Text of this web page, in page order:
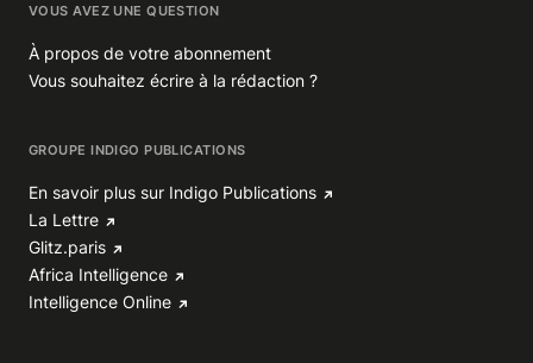
VOUS AVEZ UNE QUESTION
À propos de votre abonnement
Vous souhaitez écrire à la rédaction ?
GROUPE INDIGO PUBLICATIONS
En savoir plus sur Indigo Publications
La Lettre
Glitz.paris
Africa Intelligence
Intelligence Online